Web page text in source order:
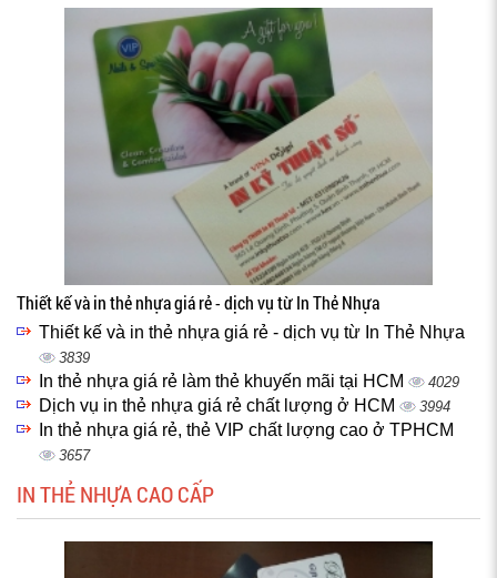
Thiết kế và in thẻ nhựa giá rẻ - dịch vụ từ In Thẻ Nhựa
Thiết kế và in thẻ nhựa giá rẻ - dịch vụ từ In Thẻ Nhựa
3839
In thẻ nhựa giá rẻ làm thẻ khuyến mãi tại HCM 4029
Dịch vụ in thẻ nhựa giá rẻ chất lượng ở HCM 3994
In thẻ nhựa giá rẻ, thẻ VIP chất lượng cao ở TPHCM
3657
IN THẺ NHỰA CAO CẤP